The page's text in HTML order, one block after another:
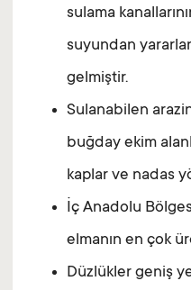
sulama
suyundan
gelmiştir.
Sulanabilen
buğday ekim
kaplar ve nadas
İç Anadolu
elmanın en çok
Düzlükler geniş